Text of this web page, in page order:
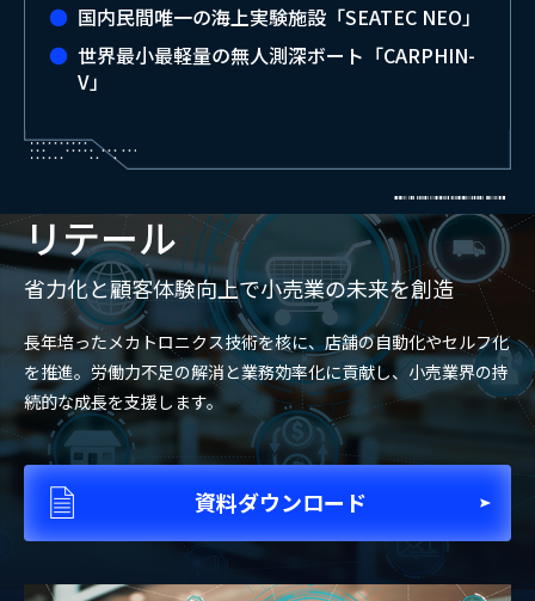
国内民間唯一の海上実験施設「SEATEC NEO」
世界最小最軽量の無人測深ボート「CARPHIN-
V」
リテール
省力化と顧客体験向上で小売業の未来を創造
長年培ったメカトロニクス技術を核に、店舗の自動化やセルフ化
を推進。労働力不足の解消と業務効率化に貢献し、小売業界の持
続的な成長を支援します。
資料ダウンロード